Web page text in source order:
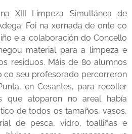
XIII Limpeza Simultánea de
Foi na xornada de onte co
e a colaboración do Concello
material para a limpeza e
residuos. Máis de 80 alumnos
co seu profesorado percorreron
en Cesantes, para recoller
que atoparon no areal había
de todos os tamaños, vasos,
de pesca, vidro, toalliñas e